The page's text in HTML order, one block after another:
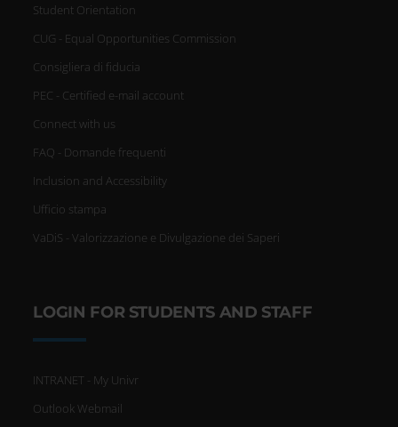
Student Orientation
CUG - Equal Opportunities Commission
Consigliera di fiducia
PEC - Certified e-mail account
Connect with us
FAQ - Domande frequenti
Inclusion and Accessibility
Ufficio stampa
VaDiS - Valorizzazione e Divulgazione dei Saperi
LOGIN FOR STUDENTS AND STAFF
INTRANET - My Univr
Outlook Webmail